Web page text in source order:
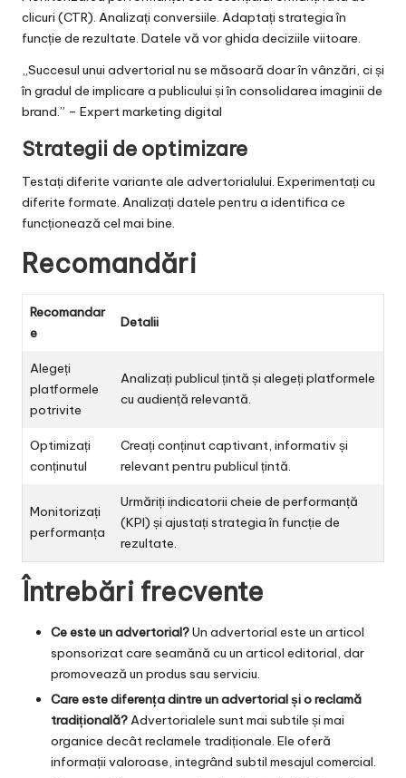
clicuri (CTR). Analizați conversiile. Adaptați strategia în
funcție de rezultate. Datele vă vor ghida deciziile viitoare.
„Succesul unui advertorial nu se măsoară doar în vânzări, ci și
în gradul de implicare a publicului și în consolidarea imaginii de
brand.” – Expert marketing digital
Strategii de optimizare
Testați diferite variante ale advertorialului. Experimentați cu
diferite formate. Analizați datele pentru a identifica ce
funcționează cel mai bine.
Recomandări
Recomandar
e
Detalii
Alegeți
platformele
potrivite
Analizați publicul țintă și alegeți platformele
cu audiență relevantă.
Optimizați
conținutul
Creați conținut captivant, informativ și
relevant pentru publicul țintă.
Monitorizați
performanța
Urmăriți indicatorii cheie de performanță
(KPI) și ajustați strategia în funcție de
rezultate.
Întrebări frecvente
Ce este un advertorial?Un advertorial este un articol
sponsorizat care seamănă cu un articol editorial, dar
promovează un produs sau serviciu.
Care este diferența dintre un advertorial și o reclamă
tradițională?Advertorialele sunt mai subtile și mai
organice decât reclamele tradiționale. Ele oferă
informații valoroase, integrând subtil mesajul comercial.